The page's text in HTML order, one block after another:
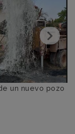
un nuevo pozo